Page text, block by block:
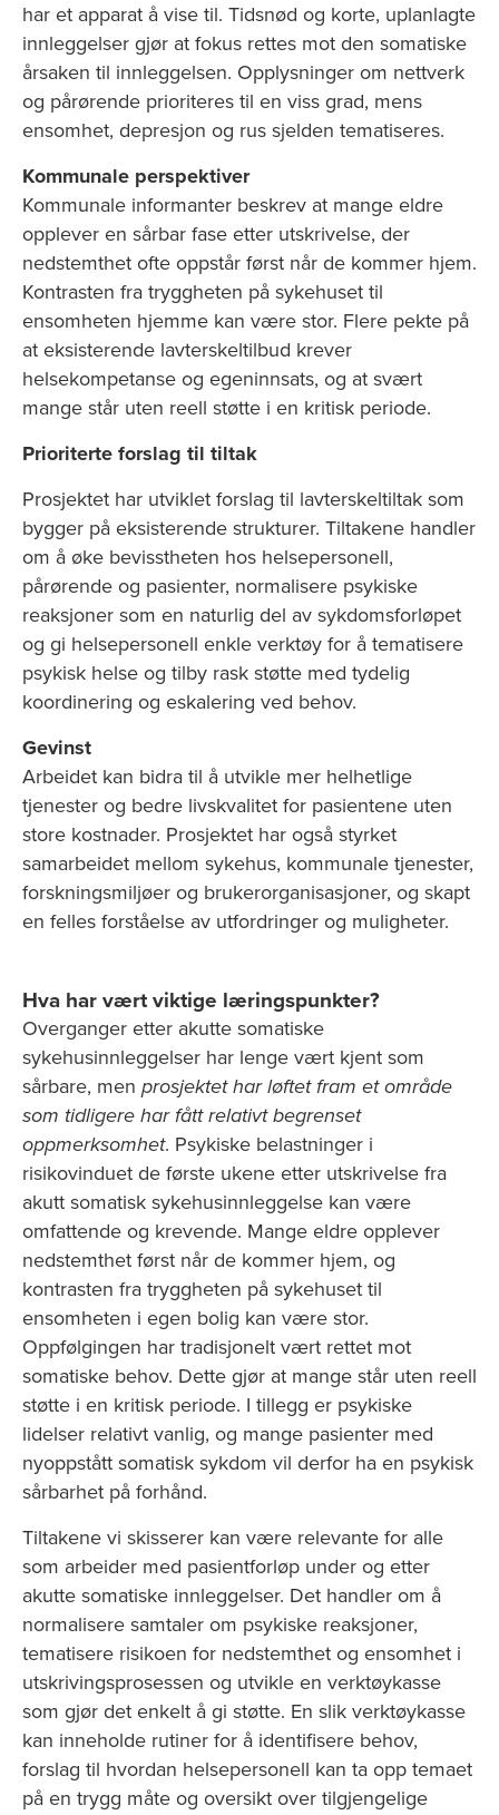
har et apparat å vise til. Tidsnød og korte, uplanlagte
innleggelser gjør at fokus rettes mot den somatiske
årsaken til innleggelsen. Opplysninger om nettverk
og pårørende prioriteres til en viss grad, mens
ensomhet, depresjon og rus sjelden tematiseres.
Kommunale perspektiver
Kommunale informanter beskrev at mange eldre
opplever en sårbar fase etter utskrivelse, der
nedstemthet ofte oppstår først når de kommer hjem.
Kontrasten fra tryggheten på sykehuset til
ensomheten hjemme kan være stor. Flere pekte på
at eksisterende lavterskeltilbud krever
helsekompetanse og egeninnsats, og at svært
mange står uten reell støtte i en kritisk periode.
Prioriterte forslag til tiltak
Prosjektet har utviklet forslag til lavterskeltiltak som
bygger på eksisterende strukturer. Tiltakene handler
om å øke bevisstheten hos helsepersonell,
pårørende og pasienter, normalisere psykiske
reaksjoner som en naturlig del av sykdomsforløpet
og gi helsepersonell enkle verktøy for å tematisere
psykisk helse og tilby rask støtte med tydelig
koordinering og eskalering ved behov.
Gevinst
Arbeidet kan bidra til å utvikle mer helhetlige
tjenester og bedre livskvalitet for pasientene uten
store kostnader. Prosjektet har også styrket
samarbeidet mellom sykehus, kommunale tjenester,
forskningsmiljøer og brukerorganisasjoner, og skapt
en felles forståelse av utfordringer og muligheter.
Hva har vært viktige læringspunkter?
Overganger etter akutte somatiske
sykehusinnleggelser har lenge vært kjent som
sårbare, men prosjektet har løftet fram et område
som tidligere har fått relativt begrenset
oppmerksomhet. Psykiske belastninger i
risikovinduet de første ukene etter utskrivelse fra
akutt somatisk sykehusinnleggelse kan være
omfattende og krevende. Mange eldre opplever
nedstemthet først når de kommer hjem, og
kontrasten fra tryggheten på sykehuset til
ensomheten i egen bolig kan være stor.
Oppfølgingen har tradisjonelt vært rettet mot
somatiske behov. Dette gjør at mange står uten reell
støtte i en kritisk periode. I tillegg er psykiske
lidelser relativt vanlig, og mange pasienter med
nyoppstått somatisk sykdom vil derfor ha en psykisk
sårbarhet på forhånd.
Tiltakene vi skisserer kan være relevante for alle
som arbeider med pasientforløp under og etter
akutte somatiske innleggelser. Det handler om å
normalisere samtaler om psykiske reaksjoner,
tematisere risikoen for nedstemthet og ensomhet i
utskrivingsprosessen og utvikle en verktøykasse
som gjør det enkelt å gi støtte. En slik verktøykasse
kan inneholde rutiner for å identifisere behov,
forslag til hvordan helsepersonell kan ta opp temaet
på en trygg måte og oversikt over tilgjengelige